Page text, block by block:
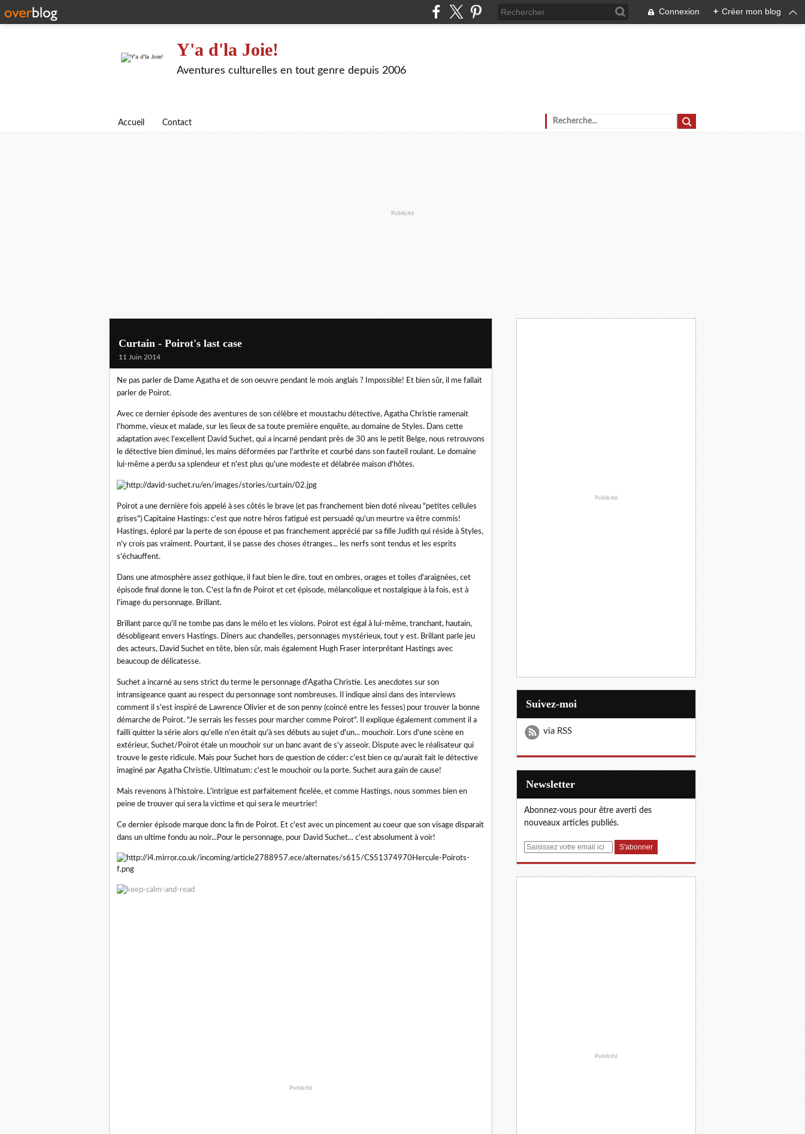
Connexion + Créer mon blog
Y'a d'la Joie!
Aventures culturelles en tout genre depuis 2006
Accueil Contact
Publicité
Curtain - Poirot's last case
11 Juin 2014
Ne pas parler de Dame Agatha et de son oeuvre pendant le mois anglais ? Impossible! Et bien sûr, il me fallait
parler de Poirot.
Avec ce dernier épisode des aventures de son célèbre et moustachu détective, Agatha Christie ramenait
l'homme, vieux et malade, sur les lieux de sa toute première enquête, au domaine de Styles. Dans cette
adaptation avec l'excellent David Suchet, qui a incarné pendant près de 30 ans le petit Belge, nous retrouvons
le détective bien diminué, les mains déformées par l'arthrite et courbé dans son fauteil roulant. Le domaine
lui-même a perdu sa splendeur et n'est plus qu'une modeste et délabrée maison d'hôtes.
Poirot a une dernière fois appelé à ses côtés le brave (et pas franchement bien doté niveau "petites cellules
grises") Capitaine Hastings: c'est que notre héros fatigué est persuadé qu'un meurtre va être commis!
Hastings, éploré par la perte de son épouse et pas franchement apprécié par sa fille Judith qui réside à Styles,
n'y crois pas vraiment. Pourtant, il se passe des choses étranges... les nerfs sont tendus et les esprits
s'échauffent.
Dans une atmosphère assez gothique, il faut bien le dire, tout en ombres, orages et toiles d'araignées, cet
épisode final donne le ton. C'est la fin de Poirot et cet épisode, mélancolique et nostalgique à la fois, est à
l'image du personnage. Brillant.
Brillant parce qu'il ne tombe pas dans le mélo et les violons. Poirot est égal à lui-même, tranchant, hautain,
désobligeant envers Hastings. Dîners auc chandelles, personnages mystérieux, tout y est. Brillant parle jeu
des acteurs, David Suchet en tête, bien sûr, mais également Hugh Fraser interprétant Hastings avec
beaucoup de délicatesse.
Suchet a incarné au sens strict du terme le personnage d'Agatha Christie. Les anecdotes sur son
intransigeance quant au respect du personnage sont nombreuses. Il indique ainsi dans des interviews
comment il s'est inspiré de Lawrence Olivier et de son penny (coincé entre les fesses) pour trouver la bonne
démarche de Poirot. "Je serrais les fesses pour marcher comme Poirot". Il explique également comment il a
failli quitter la série alors qu'elle n'en était qu'à ses débuts au sujet d'un... mouchoir. Lors d'une scène en
extérieur, Suchet/Poirot étale un mouchoir sur un banc avant de s'y asseoir. Dispute avec le réalisateur qui
trouve le geste ridicule. Mais pour Suchet hors de question de céder: c'est bien ce qu'aurait fait le détective
imaginé par Agatha Christie. Ultimatum: c'est le mouchoir ou la porte. Suchet aura gain de cause!
Mais revenons à l'histoire. L'intrigue est parfaitement ficelée, et comme Hastings, nous sommes bien en
peine de trouver qui sera la victime et qui sera le meurtrier!
Ce dernier épisode marque donc la fin de Poirot. Et c'est avec un pincement au coeur que son visage disparait
dans un ultime fondu au noir...Pour le personnage, pour David Suchet... c'est absolument à voir!
Publicité
Publicité
Suivez-moi
via RSS
Newsletter
Abonnez-vous pour être averti des
nouveaux articles publiés.
E
Publicité